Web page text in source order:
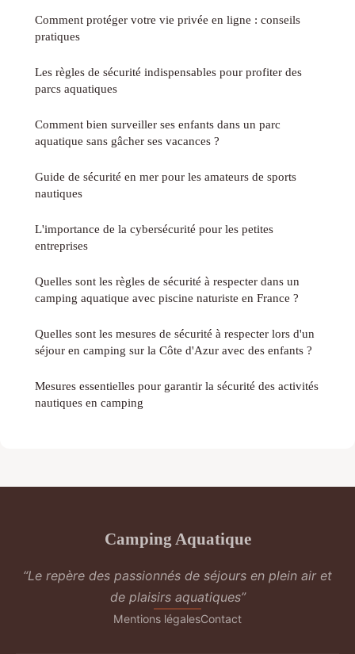
Comment protéger votre vie privée en ligne : conseils
pratiques
Les règles de sécurité indispensables pour profiter des
parcs aquatiques
Comment bien surveiller ses enfants dans un parc
aquatique sans gâcher ses vacances ?
Guide de sécurité en mer pour les amateurs de sports
nautiques
L'importance de la cybersécurité pour les petites
entreprises
Quelles sont les règles de sécurité à respecter dans un
camping aquatique avec piscine naturiste en France ?
Quelles sont les mesures de sécurité à respecter lors d'un
séjour en camping sur la Côte d'Azur avec des enfants ?
Mesures essentielles pour garantir la sécurité des activités
nautiques en camping
Camping Aquatique
“Le repère des passionnés de séjours en plein air et
de plaisirs aquatiques”
Mentions légalesContact